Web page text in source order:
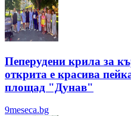
Пеперудени крила за
открита е красива
площад "Дунав"
9meseca.bg